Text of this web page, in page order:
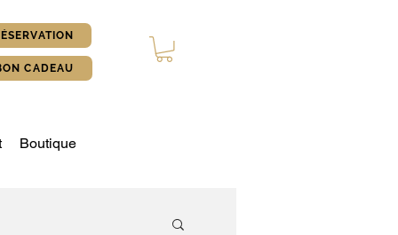
CADEAU
Boutique